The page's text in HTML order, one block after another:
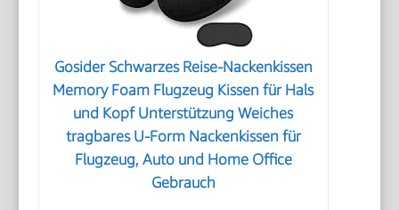
Gosider Schwarzes Reise-Nackenkissen
Memory Foam Flugzeug Kissen für Hals
und Kopf Unterstützung Weiches
tragbares U-Form Nackenkissen für
Flugzeug, Auto und Home Office
Gebrauch